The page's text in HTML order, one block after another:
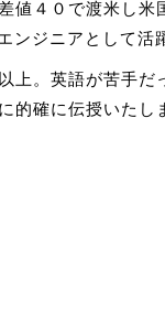
値４０で渡米し米
ンジニアとして活
上。英語が苦手だ
的確に伝授いたし